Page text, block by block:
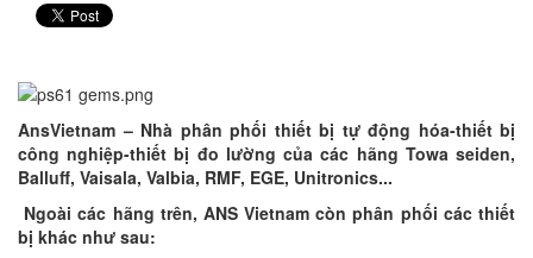
AnsVietnam – Nhà phân phối thiết bị tự động hóa-thiết bị
công nghiệp-thiết bị đo lường của các hãng Towa seiden,
Balluff, Vaisala, Valbia, RMF, EGE, Unitronics...
Ngoài các hãng trên, ANS Vietnam còn phân phối các thiết
bị khác như sau: